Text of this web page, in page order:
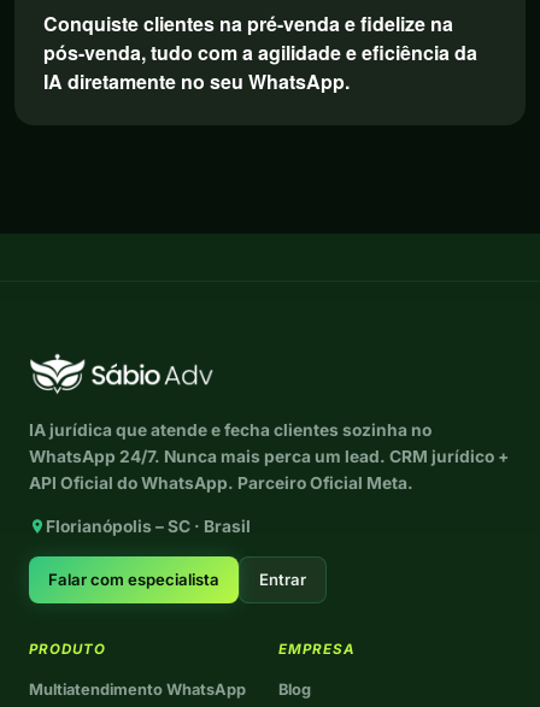
Conquiste clientes na pré-venda e fidelize na
pós-venda, tudo com a agilidade e eficiência da
IA diretamente no seu WhatsApp.
IA jurídica que atende e fecha clientes sozinha no
WhatsApp 24/7. Nunca mais perca um lead. CRM jurídico +
API Oficial do WhatsApp. Parceiro Oficial Meta.
Florianópolis – SC · Brasil
Falar com especialista Entrar
PRODUTO
Multiatendimento WhatsApp
EMPRESA
Blog